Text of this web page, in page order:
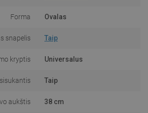
Forma Ovalas
snapelis Taip
kryptis Universalus
Taip
aukštis 38 cm